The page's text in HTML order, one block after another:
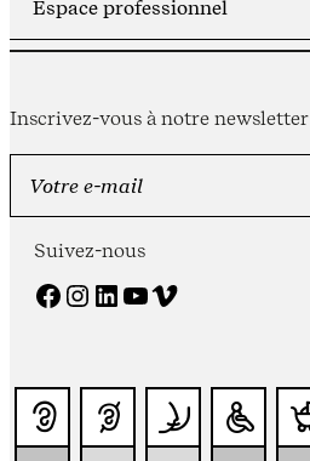
Inscrivez-vous à notre newsletter
Suivez-nous
Facebook Instagram LinkedIn YouTube Vimeo